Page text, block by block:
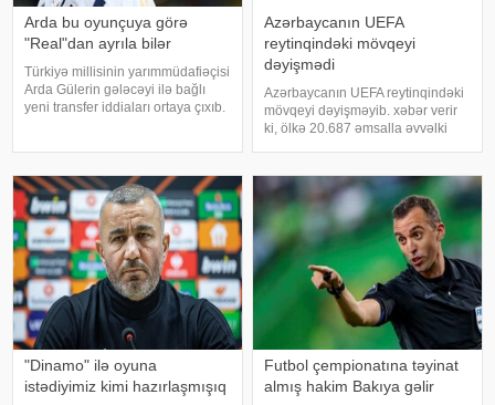
Arda bu oyunçuya görə
"Real"dan ayrıla bilər
Türkiyə millisinin yarımmüdafiəçisi
Arda Gülerin gələcəyi ilə bağlı
yeni transfer iddiaları ortaya çıxıb.
"Real"ın heyətin
Azərbaycanın UEFA
reytinqindəki mövqeyi
dəyişmədi
Azərbaycanın UEFA reytinqindəki
mövqeyi dəyişməyib. xəbər verir
ki, ölkə 20.687 əmsalla əvvəlki
UEFA reytinqində İngiltərə
(101.852) liderdir. Qey
"Dinamo" ilə oyuna
istədiyimiz kimi hazırlaşmışıq
Futbol çempionatına təyinat
almış hakim Bakıya gəlir